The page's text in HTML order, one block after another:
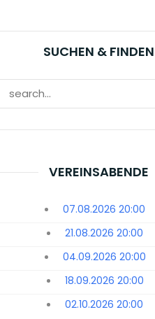
SUCHEN & FINDEN
VEREINSABENDE
07.08.2026 20:00
21.08.2026 20:00
04.09.2026 20:00
18.09.2026 20:00
02.10.2026 20:00